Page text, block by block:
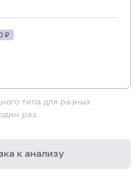
₽
типа для разных
раз.
к анализу